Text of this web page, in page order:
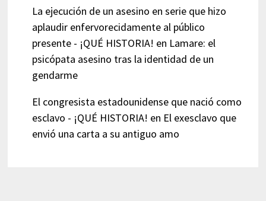
La ejecución de un asesino en serie que hizo
aplaudir enfervorecidamente al público
presente - ¡QUÉ HISTORIA! en Lamare: el
psicópata asesino tras la identidad de un
gendarme
El congresista estadounidense que nació como
esclavo - ¡QUÉ HISTORIA! en El exesclavo que
envió una carta a su antiguo amo